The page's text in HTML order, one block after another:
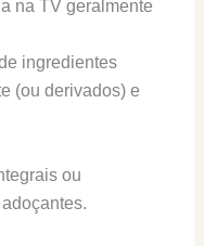
na TV geralmente
ingredientes
(ou derivados) e
ou